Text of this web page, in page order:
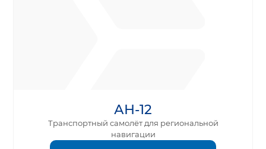
АН-12
Транспортный самолёт для региональной
навигации